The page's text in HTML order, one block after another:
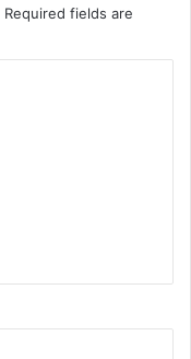
Required fields are